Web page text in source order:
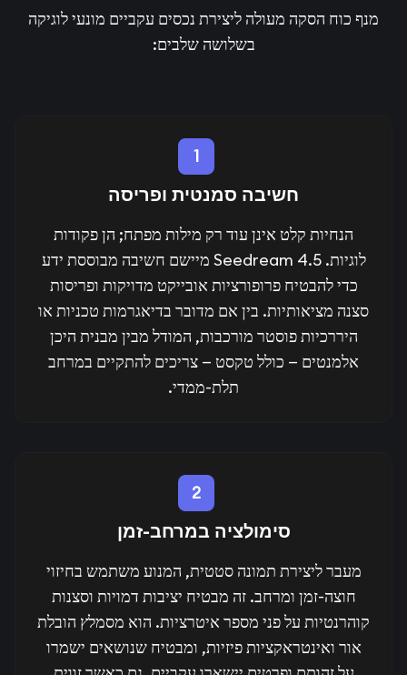
מנף כוח הסקה מעולה ליצירת נכסים עקביים מונעי לוגיקה
בשלושה שלבים:
1
חשיבה סמנטית ופריסה
הנחיות קלט אינן עוד רק מילות מפתח; הן פקודות
לוגיות. Seedream 4.5 מיישם חשיבה מבוססת ידע
כדי להבטיח פרופורציות אובייקט מדויקות ופריסות
סצנה מציאותיות. בין אם מדובר בדיאגרמות טכניות או
היררכיות פוסטר מורכבות, המודל מבין מבנית היכן
אלמנטים — כולל טקסט — צריכים להתקיים במרחב
תלת-ממדי.
2
סימולציה במרחב-זמן
מעבר ליצירת תמונה סטטית, המנוע משתמש בחיזוי
חוצה-זמן ומרחב. זה מבטיח יציבות דמויות וסצנות
קוהרנטיות על פני מספר איטרציות. הוא מסמלץ הובלת
אור ואינטראקציות פיזיות, ומבטיח שנושאים ישמרו